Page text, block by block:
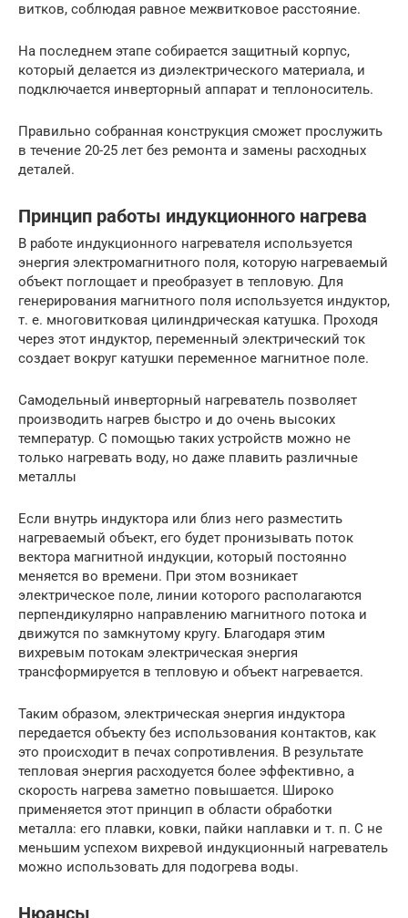
витков, соблюдая равное межвитковое расстояние.
На последнем этапе собирается защитный корпус,
который делается из диэлектрического материала, и
подключается инверторный аппарат и теплоноситель.
Правильно собранная конструкция сможет прослужить
в течение 20-25 лет без ремонта и замены расходных
деталей.
Принцип работы индукционного нагрева
В работе индукционного нагревателя используется
энергия электромагнитного поля, которую нагреваемый
объект поглощает и преобразует в тепловую. Для
генерирования магнитного поля используется индуктор,
т. е. многовитковая цилиндрическая катушка. Проходя
через этот индуктор, переменный электрический ток
создает вокруг катушки переменное магнитное поле.
Самодельный инверторный нагреватель позволяет
производить нагрев быстро и до очень высоких
температур. С помощью таких устройств можно не
только нагревать воду, но даже плавить различные
металлы
Если внутрь индуктора или близ него разместить
нагреваемый объект, его будет пронизывать поток
вектора магнитной индукции, который постоянно
меняется во времени. При этом возникает
электрическое поле, линии которого располагаются
перпендикулярно направлению магнитного потока и
движутся по замкнутому кругу. Благодаря этим
вихревым потокам электрическая энергия
трансформируется в тепловую и объект нагревается.
Таким образом, электрическая энергия индуктора
передается объекту без использования контактов, как
это происходит в печах сопротивления. В результате
тепловая энергия расходуется более эффективно, а
скорость нагрева заметно повышается. Широко
применяется этот принцип в области обработки
металла: его плавки, ковки, пайки наплавки и т. п. С не
меньшим успехом вихревой индукционный нагреватель
можно использовать для подогрева воды.
Нюансы